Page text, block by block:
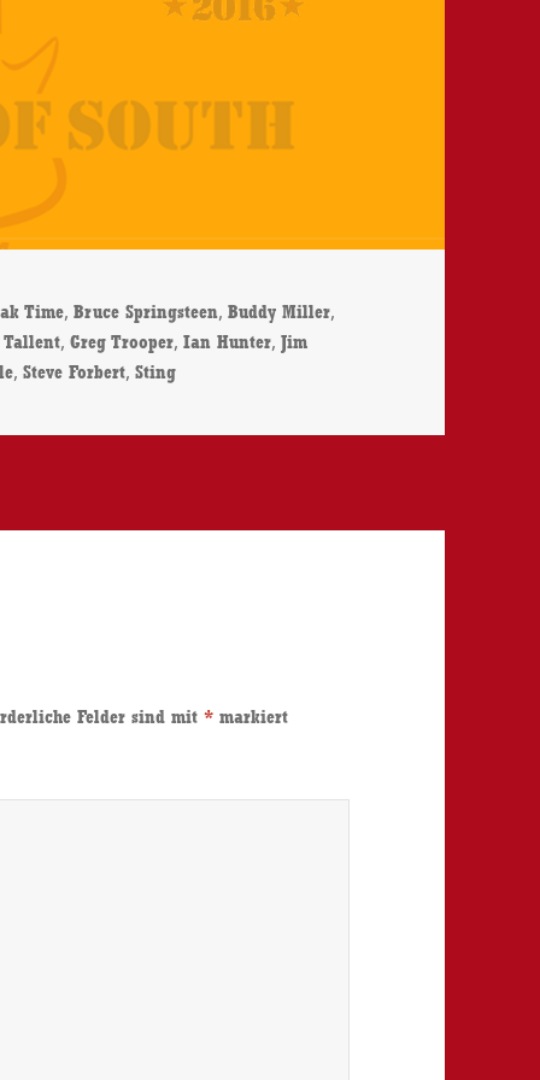
Time,Bruce Springsteen,Buddy Miller,
Tallent,Greg Trooper,Ian Hunter,Jim
,Steve Forbert,Sting
Felder sind mit* markiert